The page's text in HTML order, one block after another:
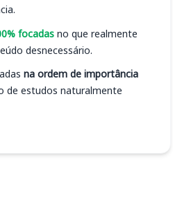
focadas no que realmente
desnecessário.
na ordem de importância
de estudos naturalmente